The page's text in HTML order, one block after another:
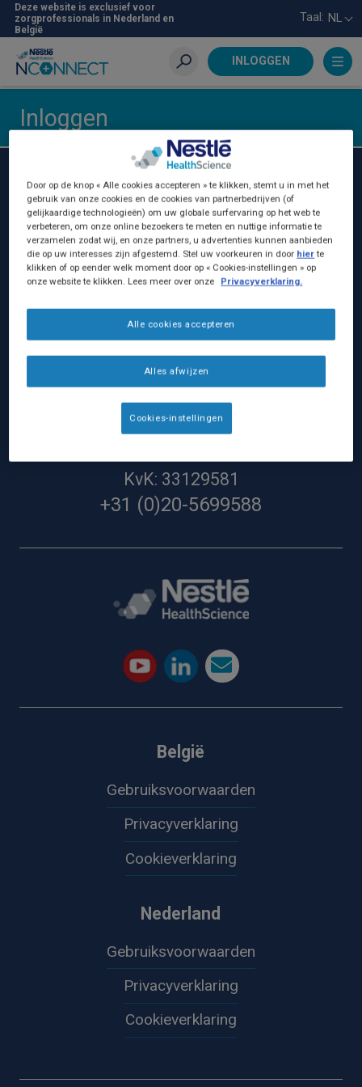
Skip
main
content
Deze website is exclusief voor
zorgprofessionals in Nederland en
België
Taal: NL
INLOGGEN
Zoeken
Inloggen
Nestlé Health Science Belgilux
Nestlé Belgilux NV:
Birminghamstraat 221
1070 Brussel, België
BE - 0402.231.383
+32 (0)25295230
Nestlé Health Science Nederland
Nestlé Nederland BV:
Hoevestein 36G
KvK: 33129581
+31 (0)20-5699588
België
Gebruiksvoorwaarden
Privacyverklaring
Cookieverklaring
Nederland
Gebruiksvoorwaarden
Privacyverklaring
Cookieverklaring
Door op de knop « Alle cookies accepteren » te klikken, stemt u in met het
gebruik van onze cookies en de cookies van partnerbedrijven (of
gelijkaardige technologieën) om uw globale surfervaring op het web te
verbeteren, om onze online bezoekers te meten en nuttige informatie te
verzamelen zodat wij, en onze partners, u advertenties kunnen aanbieden
die op uw interesses zijn afgestemd. Stel uw voorkeuren in door hierte
klikken of op eender welk moment door op « Cookies-instellingen » op
onze website te klikken. Lees meer over onze
Privacyverklaring.
Alles afwijzen
Alle cookies accepteren
Cookies-instellingen